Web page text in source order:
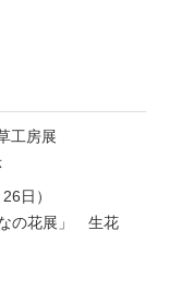
工房展
日）
の花展」 生花